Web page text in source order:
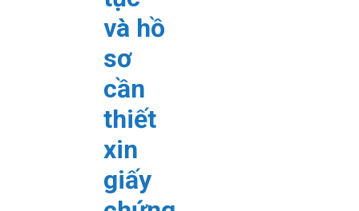
và hồ
sơ
cần
thiết
xin
giấy